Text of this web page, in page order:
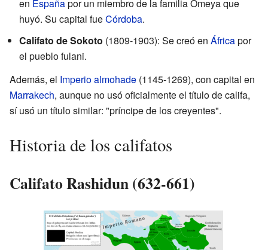
en Españapor un miembro de la familia Omeya que
huyó. Su capital fueCórdoba.
Califato de Sokoto (1809-1903): Se creó en Áfricapor
el pueblo fulani.
Además, el Imperio almohade (1145-1269), con capital en
Marrakech, aunque no usó oficialmente el título de califa,
sí usó un título similar: "príncipe de los creyentes".
Historia de los califatos
Califato Rashidun (632-661)